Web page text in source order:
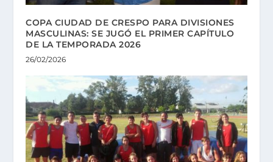
COPA CIUDAD DE CRESPO PARA DIVISIONES
MASCULINAS: SE JUGÓ EL PRIMER CAPÍTULO
DE LA TEMPORADA 2026
26/02/2026